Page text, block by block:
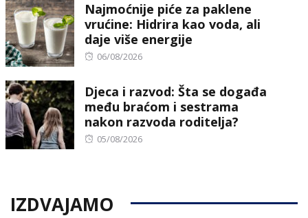
Najmoćnije piće za paklene
vrućine: Hidrira kao voda, ali
daje više energije
Posted
06/08/2026
Djeca i razvod: Šta se događa
među braćom i sestrama
nakon razvoda roditelja?
Posted
05/08/2026
IZDVAJAMO